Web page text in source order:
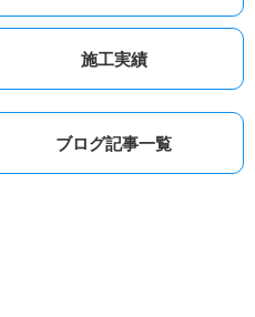
施工実績
ブログ記事一覧